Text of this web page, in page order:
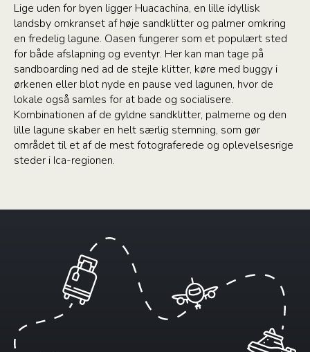
Lige uden for byen ligger Huacachina, en lille idyllisk
landsby omkranset af høje sandklitter og palmer omkring
en fredelig lagune. Oasen fungerer som et populært sted
for både afslapning og eventyr. Her kan man tage på
sandboarding ned ad de stejle klitter, køre med buggy i
ørkenen eller blot nyde en pause ved lagunen, hvor de
lokale også samles for at bade og socialisere.
Kombinationen af de gyldne sandklitter, palmerne og den
lille lagune skaber en helt særlig stemning, som gør
området til et af de mest fotograferede og oplevelsesrige
steder i Ica-regionen.